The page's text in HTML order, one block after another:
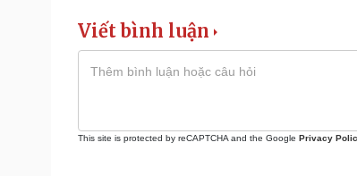
Viết bình luận
This site is protected by reCAPTCHA and the Google Privacy